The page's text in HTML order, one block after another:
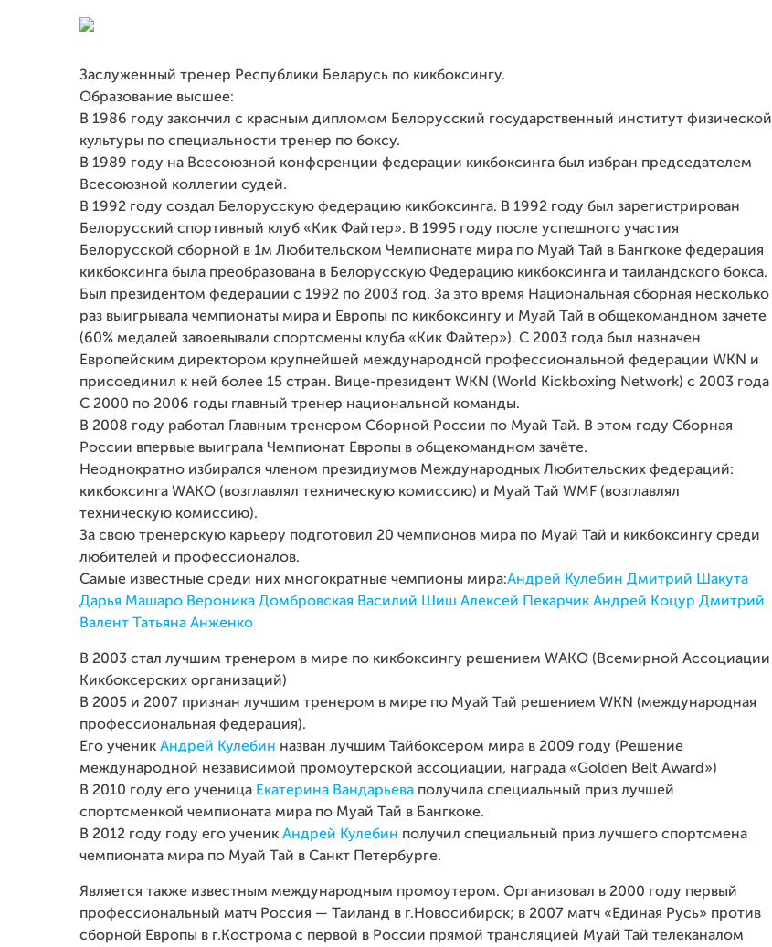
Заслуженный тренер Республики Беларусь по кикбоксингу.
Образование высшее:
В 1986 году закончил с красным дипломом Белорусский государственный институт физической
культуры по специальности тренер по боксу.
В 1989 году на Всесоюзной конференции федерации кикбоксинга был избран председателем
Всесоюзной коллегии судей.
В 1992 году создал Белорусскую федерацию кикбоксинга. В 1992 году был зарегистрирован
Белорусский спортивный клуб «Кик Файтер». В 1995 году после успешного участия
Белорусской сборной в 1м Любительском Чемпионате мира по Муай Тай в Бангкоке федерация
кикбоксинга была преобразована в Белорусскую Федерацию кикбоксинга и таиландского бокса.
Был президентом федерации с 1992 по 2003 год. За это время Национальная сборная несколько
раз выигрывала чемпионаты мира и Европы по кикбоксингу и Муай Тай в общекомандном зачете
(60% медалей завоевывали спортсмены клуба «Кик Файтер»). С 2003 года был назначен
Европейским директором крупнейшей международной профессиональной федерации WKN и
присоединил к ней более 15 стран. Вице-президент WKN (World Kickboxing Network) с 2003 года
С 2000 по 2006 годы главный тренер национальной команды.
В 2008 году работал Главным тренером Сборной России по Муай Тай. В этом году Сборная
России впервые выиграла Чемпионат Европы в общекомандном зачёте.
Неоднократно избирался членом президиумов Международных Любительских федераций:
кикбоксинга WAKO (возглавлял техническую комиссию) и Муай Тай WMF (возглавлял
техническую комиссию).
За свою тренерскую карьеру подготовил 20 чемпионов мира по Муай Тай и кикбоксингу среди
любителей и профессионалов.
Самые известные среди них многократные чемпионы мира:Андрей Кулебин Дмитрий Шакута
Дарья Машаро Вероника Домбровская Василий Шиш Алексей Пекарчик Андрей Коцур Дмитрий
Валент
Татьяна Анженко
В 2003 стал лучшим тренером в мире по кикбоксингу решением WAKO (Всемирной Ассоциации
Кикбоксерских организаций)
В 2005 и 2007 признан лучшим тренером в мире по Муай Тай решением WKN (международная
профессиональная федерация).
Его ученик Андрей Кулебин назван лучшим Тайбоксером мира в 2009 году (Решение
международной независимой промоутерской ассоциации, награда «Golden Belt Award»)
В 2010 году его ученица Екатерина Вандарьева получила специальный приз лучшей
спортсменкой чемпионата мира по Муай Тай в Бангкоке.
В 2012 году году его ученик Андрей Кулебин получил специальный приз лучшего спортсмена
чемпионата мира по Муай Тай в Санкт Петербурге.
Является также известным международным промоутером. Организовал в 2000 году первый
профессиональный матч Россия — Таиланд в г.Новосибирск; в 2007 матч «Единая Русь» против
сборной Европы в г.Кострома с первой в России прямой трансляцией Муай Тай телеканалом